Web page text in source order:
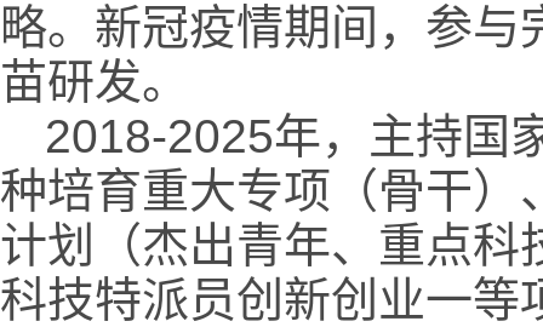
略。新冠疫情期间，参
苗研发。
2018-2025年，主持国
种培育重大专项（骨干）
计划（杰出青年、重点科
科技特派员创新创业一